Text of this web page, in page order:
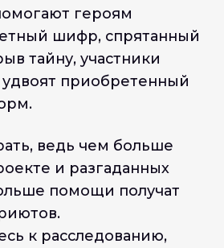
героям
шифр, спрятанный
тайну, участники
удвоят приобретенный
ведь чем больше
и разгаданных
помощи получат
к расследованию,